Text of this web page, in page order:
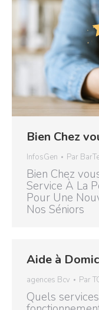
Bien Chez
InfosGen Par
Bien Chez
Service À La
Pour Une
Nos Séniors
Aide à
agences Bcv Par
Quels